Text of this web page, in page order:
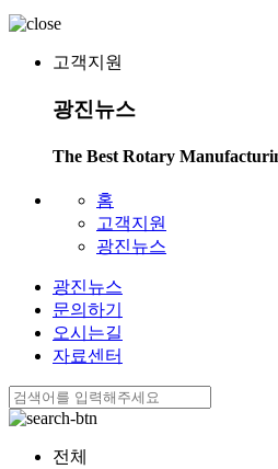
고객지원
광진뉴스
The Best Rotary
홈
고객지원
광진뉴스
광진뉴스
문의하기
오시는길
자료센터
전체